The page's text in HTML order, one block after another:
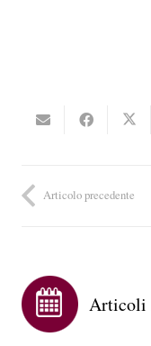
Articolo precedente
Articoli